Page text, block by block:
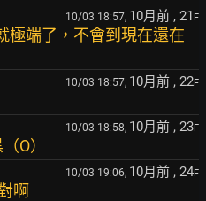
10/03 18:57, 10月前 , 21 F
極端了，不會到現在還在
10/03 18:57, 10月前 , 22F
10/03 18:58, 10月前 , 23F
O）
10/03 19:06, 10月前 , 24F
啊